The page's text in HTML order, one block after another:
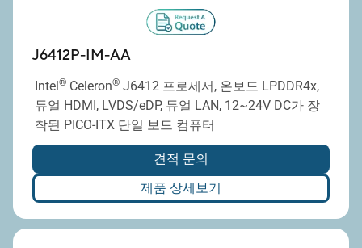
J6412P-IM-AA
Intel® Celeron® J6412 프로세서, 온보드 LPDDR4x,
듀얼 HDMI, LVDS/eDP, 듀얼 LAN, 12~24V DC가 장
착된 PICO-ITX 단일 보드 컴퓨터
견적 문의
제품 상세보기